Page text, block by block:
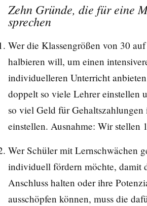
Zehn Gründe, die für eine
sprechen
Wer die Klassengrößen von 30
halbieren will, um einen
individuelleren Unterricht
doppelt so viele Lehrer einstellen
so viel Geld für
einstellen. Ausnahme: Wir stellen
Wer Schüler mit Lernschwächen
individuell fördern möchte, damit
Anschluss halten oder ihre
ausschöpfen können, muss die